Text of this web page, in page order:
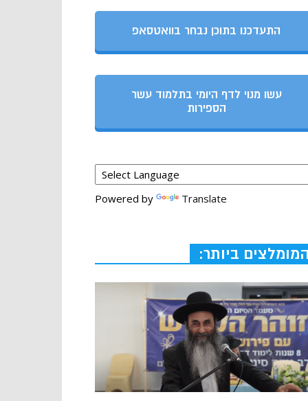
התעדכנו בתוכן נבחר בוואטסאפ
עשו מנוי לדף היומי בתלמוד עשר
הספירות
Powered by Translate
המומלצים ביותר: